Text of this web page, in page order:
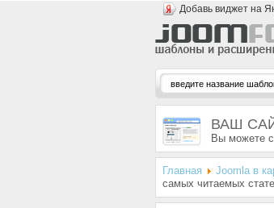
Добавь виджет на
ВАШ
Вы можете
Главная Joomla в
самых читаемых